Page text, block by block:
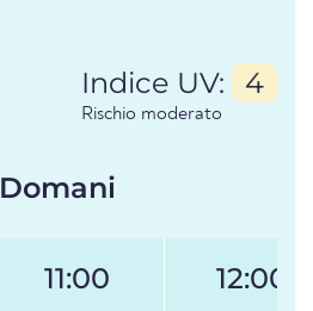
Indice UV: 4
Rischio moderato
Domani
11:00 12:00